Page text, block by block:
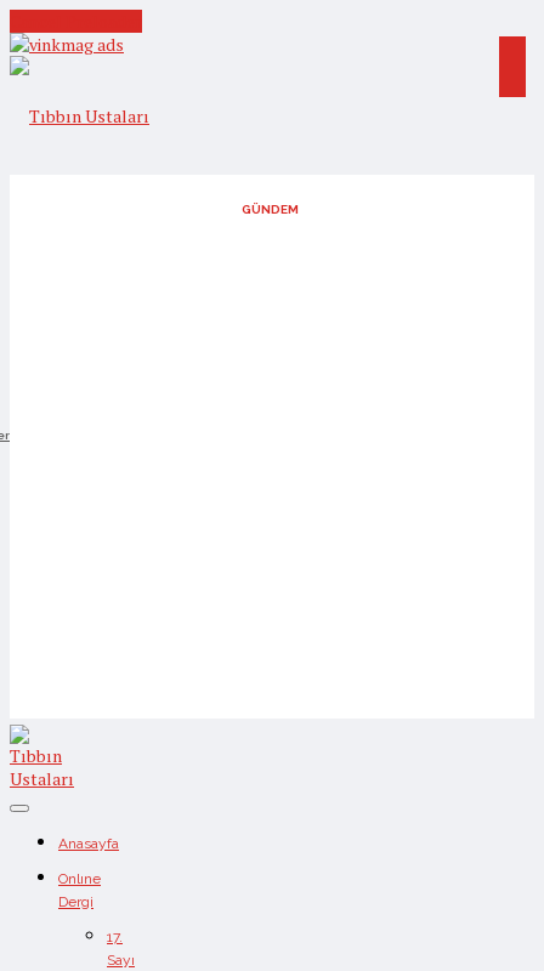
GÜNDEM
Anasayfa
Onlıne
Dergi
17.
Sayı